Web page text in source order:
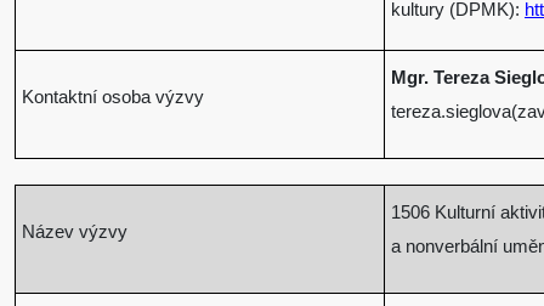
kultury (DPMK):
Kontaktní osoba výzvy
Mgr. Tereza
Název výzvy
1506 Kulturní
a nonverbální